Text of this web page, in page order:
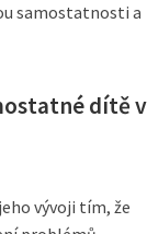
samostatnosti a
dítě v
vývoji tím, že